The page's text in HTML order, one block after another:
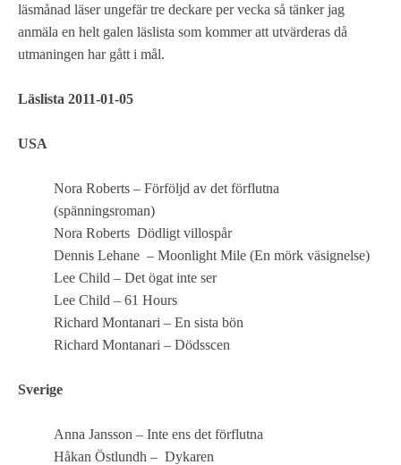
läsmånad läser ungefär tre deckare per vecka så tänker jag
anmäla en helt galen läslista som kommer att utvärderas då
utmaningen har gått i mål.
Läslista 2011-01-05
USA
Nora Roberts – Förföljd av det förflutna
(spänningsroman)
Nora Roberts Dödligt villospår
Dennis Lehane – Moonlight Mile (En mörk väsignelse)
Lee Child – Det ögat inte ser
Lee Child – 61 Hours
Richard Montanari – En sista bön
Richard Montanari – Dödsscen
Sverige
Anna Jansson – Inte ens det förflutna
Håkan Östlundh – Dykaren